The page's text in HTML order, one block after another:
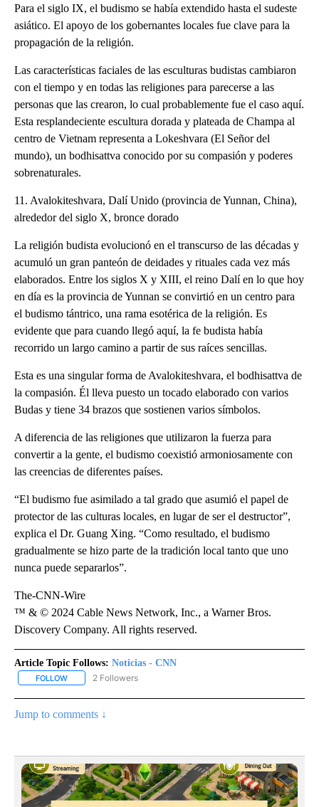
Para el siglo IX, el budismo se había extendido hasta el sudeste
asiático. El apoyo de los gobernantes locales fue clave para la
propagación de la religión.
Las características faciales de las esculturas budistas cambiaron
con el tiempo y en todas las religiones para parecerse a las
personas que las crearon, lo cual probablemente fue el caso aquí.
Esta resplandeciente escultura dorada y plateada de Champa al
centro de Vietnam representa a Lokeshvara (El Señor del
mundo), un bodhisattva conocido por su compasión y poderes
sobrenaturales.
11. Avalokiteshvara, Dalí Unido (provincia de Yunnan, China),
alrededor del siglo X, bronce dorado
La religión budista evolucionó en el transcurso de las décadas y
acumuló un gran panteón de deidades y rituales cada vez más
elaborados. Entre los siglos X y XIII, el reino Dalí en lo que hoy
en día es la provincia de Yunnan se convirtió en un centro para
el budismo tántrico, una rama esotérica de la religión. Es
evidente que para cuando llegó aquí, la fe budista había
recorrido un largo camino a partir de sus raíces sencillas.
Esta es una singular forma de Avalokiteshvara, el bodhisattva de
la compasión. Él lleva puesto un tocado elaborado con varios
Budas y tiene 34 brazos que sostienen varios símbolos.
A diferencia de las religiones que utilizaron la fuerza para
convertir a la gente, el budismo coexistió armoniosamente con
las creencias de diferentes países.
“El budismo fue asimilado a tal grado que asumió el papel de
protector de las culturas locales, en lugar de ser el destructor”,
explica el Dr. Guang Xing. “Como resultado, el budismo
gradualmente se hizo parte de la tradición local tanto que uno
nunca puede separarlos”.
The-CNN-Wire
™ & © 2024 Cable News Network, Inc., a Warner Bros.
Discovery Company. All rights reserved.
Article Topic Follows: Noticias - CNN
FOLLOW FOLLOW "NOTICIAS - CNN" TO RECEIVE NOTIFICATIONS ABOUT
2 Followers
Jump to comments ↓